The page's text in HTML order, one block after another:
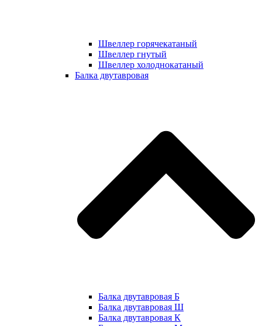
Швеллер горячекатаный
Швеллер гнутый
Швеллер холоднокатаный
Балка двутавровая
Балка двутавровая Б
Балка двутавровая Ш
Балка двутавровая К